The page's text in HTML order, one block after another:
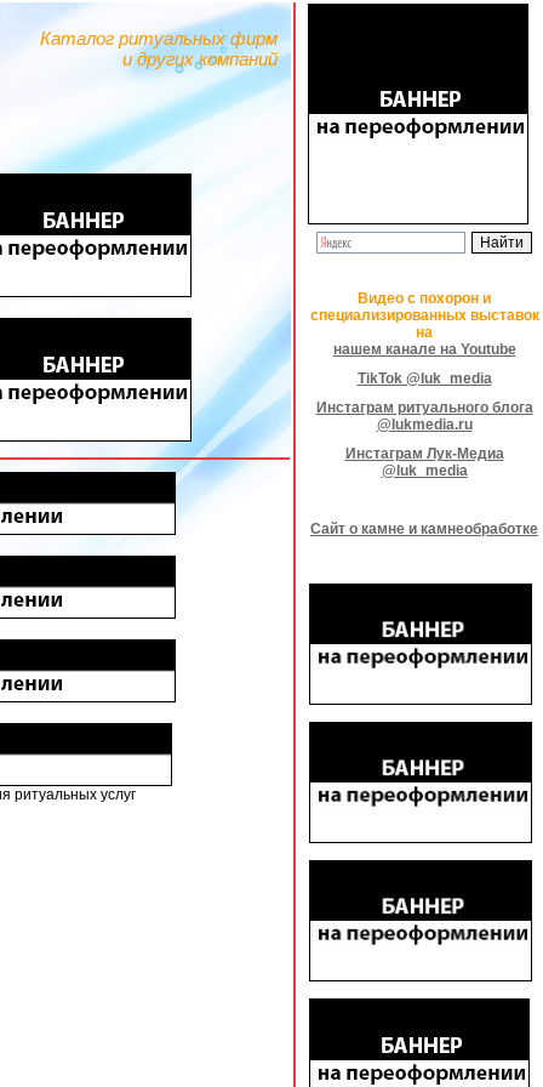
Каталог ритуальных фирм
и других компаний
ритуальныx услуг
Видео с похорон и
специализированных выставок
на
нашем канале на Youtube
TikTok @luk_media
Инстаграм ритуального блога
@lukmedia.ru
Инстаграм Лук-Медиа
@luk_media
Сайт о камне и камнеобработке